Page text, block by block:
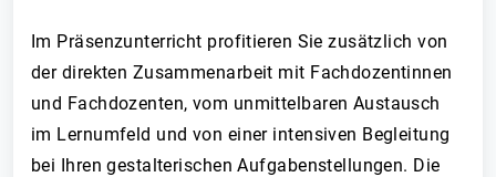
Im Präsenzunterricht profitieren Sie zusätzlich von
der direkten Zusammenarbeit mit Fachdozentinnen
und Fachdozenten, vom unmittelbaren Austausch
im Lernumfeld und von einer intensiven Begleitung
bei Ihren gestalterischen Aufgabenstellungen. Die